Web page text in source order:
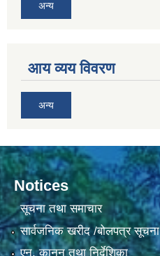
अन्य
आय व्यय विवरण
अन्य
Notices
सूचना तथा समाचार
सार्वजनिक खरीद /बोलपत्र सूचना
एन, कानुन तथा निर्देशिका